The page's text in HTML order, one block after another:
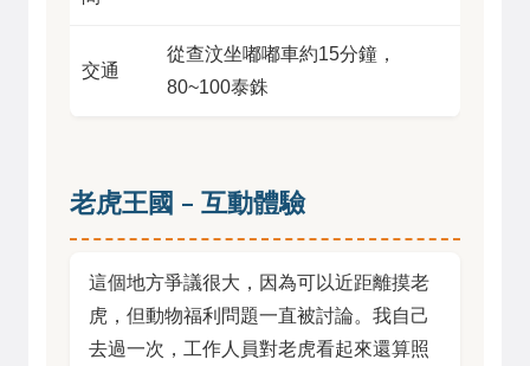
交通
從查汶坐嘟嘟車約15分鐘，
80~100泰銖
老虎王國 – 互動體驗
這個地方爭議很大，因為可以近距離摸老
虎，但動物福利問題一直被討論。我自己
去過一次，工作人員對老虎看起來還算照